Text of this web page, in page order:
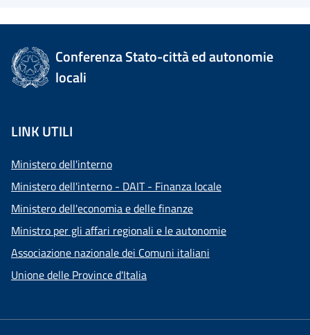
Conferenza Stato-città ed autonomie
locali
LINK UTILI
Ministero dell'interno
Ministero dell'interno - DAIT - Finanza locale
Ministero dell'economia e delle finanze
Ministro per gli affari regionali e le autonomie
Associazione nazionale dei Comuni italiani
Unione delle Province d'Italia